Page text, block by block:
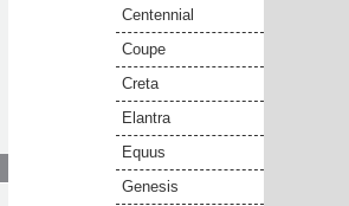
Centennial
Coupe
Creta
Elantra
Equus
Genesis